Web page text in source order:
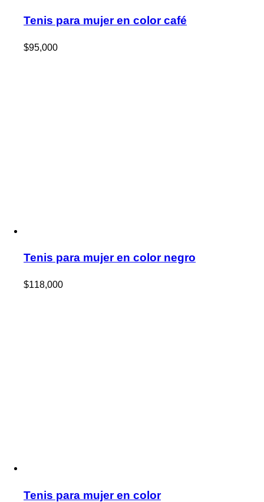
Tenis para mujer en color café
$95,000
Tenis para mujer en color negro
$118,000
Tenis para mujer en color